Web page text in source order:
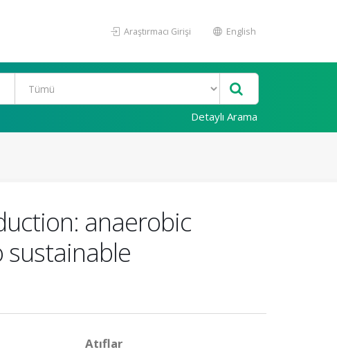
Araştırmacı Girişi English
Detaylı Arama
anaerobic
Atıflar